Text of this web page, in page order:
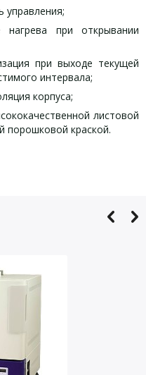
управления;
нагрева при открывании
при выходе текущей
интервала;
корпуса;
листовой
порошковой краской.
терморегулятор
°С
тепловом
мм